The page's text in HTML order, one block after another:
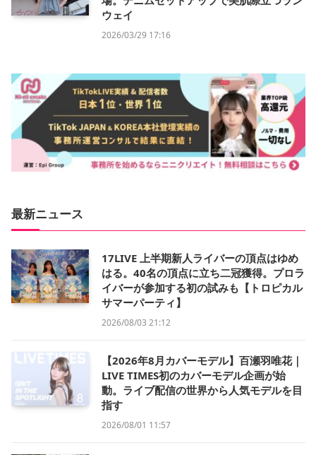
ウェイ
2026/03/29 17:16
最新ニュース
17LIVE 上半期新人ライバーの頂点はゆめ
はる。40名の頂点に立ち二冠獲得。プロラ
イバーが参加する初の試みも【トロピカル
サマーパーティ】
2026/08/03 21:12
【2026年8月カバーモデル】百瀬羽唯花｜
LIVE TIMES初のカバーモデル企画が始
動。ライブ配信の世界から人気モデルを目
指す
2026/08/01 11:57